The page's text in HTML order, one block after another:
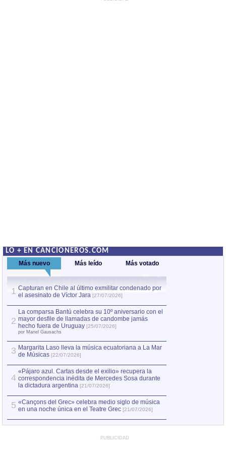
LO + EN CANCIONEROS.COM
Más nuevo Más leído Más votado
1 Capturan en Chile al último exmilitar condenado por
el asesinato de Víctor Jara [27/07/2026]
2
La comparsa Bantú celebra su 10º aniversario con el
mayor desfile de llamadas de candombe jamás
hecho fuera de Uruguay [25/07/2026]
por Manel Gausachs
3 Margarita Laso lleva la música ecuatoriana a La Mar
de Músicas [22/07/2026]
4
«Pájaro azul. Cartas desde el exilio» recupera la
correspondencia inédita de Mercedes Sosa durante
la dictadura argentina [21/07/2026]
5 «Cançons del Grec» celebra medio siglo de música
en una noche única en el Teatre Grec [21/07/2026]
PUBLICIDAD